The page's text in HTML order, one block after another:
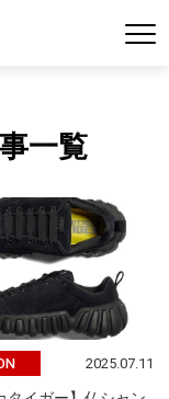
一覧
2025.07.11